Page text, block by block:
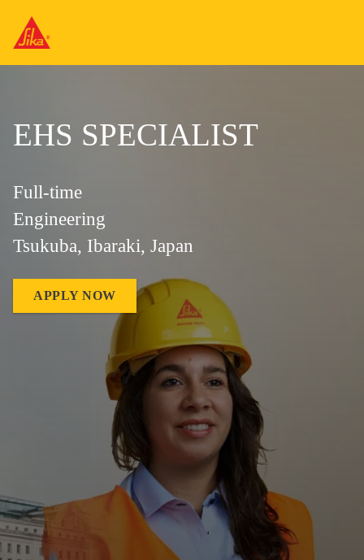
EHS SPECIALIST
Full-time
Engineering
Tsukuba, Ibaraki, Japan
APPLY NOW